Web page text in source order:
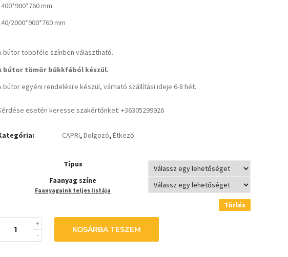
mm
2000*900*760 mm
bútor többféle színben választható.
bútor tömör bükkfából készül.
bútor egyéni rendelésre készül, várható szállítási ideje 6-8 hét.
esetén keresse szakértőnket: +36305299926
CAPRI,Dolgozó,Étkező
Típus
Faanyag színe
Faanyagaink teljes listája
Törlés
KOSÁRBA TESZEM